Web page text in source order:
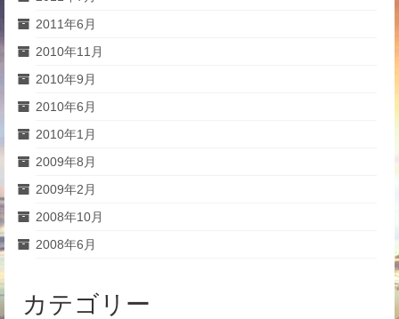
2011年6月
2010年11月
2010年9月
2010年6月
2010年1月
2009年8月
2009年2月
2008年10月
2008年6月
カテゴリー